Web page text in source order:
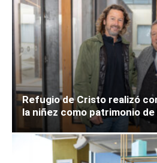
Refugio de Cristo realizó
la niñez como patrimonio